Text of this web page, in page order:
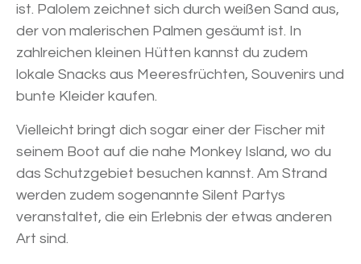
ist. Palolem zeichnet sich durch weißen Sand aus,
der von malerischen Palmen gesäumt ist. In
zahlreichen kleinen Hütten kannst du zudem
lokale Snacks aus Meeresfrüchten, Souvenirs und
bunte Kleider kaufen.
Vielleicht bringt dich sogar einer der Fischer mit
seinem Boot auf die nahe Monkey Island, wo du
das Schutzgebiet besuchen kannst. Am Strand
werden zudem sogenannte Silent Partys
veranstaltet, die ein Erlebnis der etwas anderen
Art sind.